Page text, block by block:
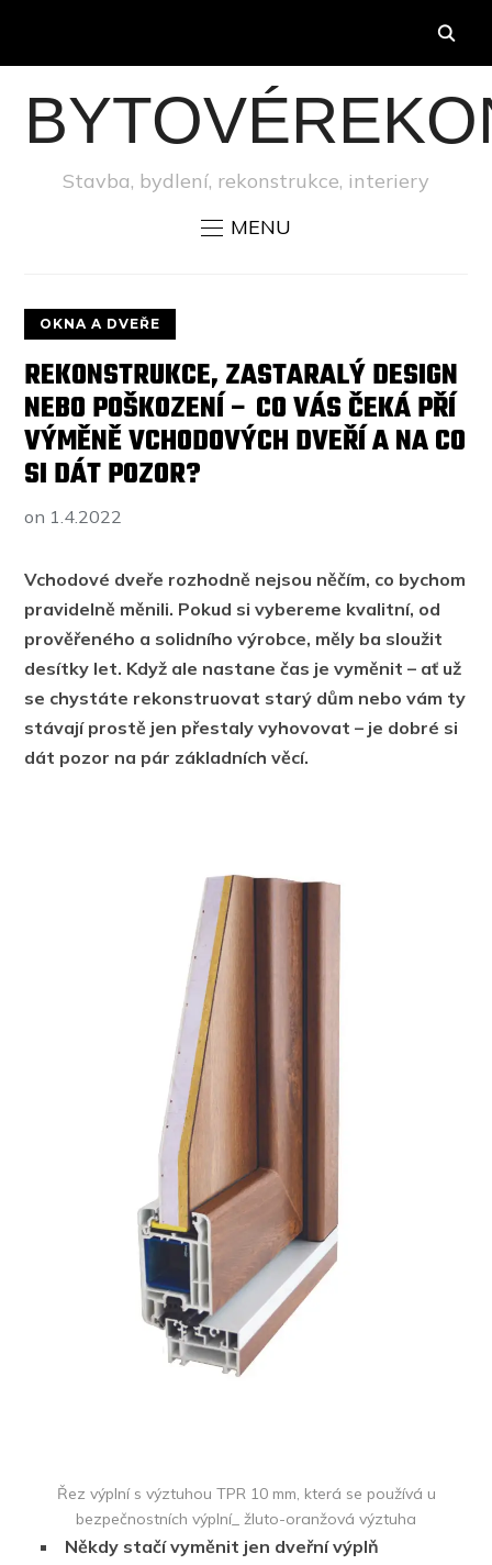
Stavba, bydlení, rekonstrukce, interiery
MENU
OKNA A DVEŘE
REKONSTRUKCE, ZASTARALÝ DESIGN
NEBO POŠKOZENÍ – CO VÁS ČEKÁ PŘÍ
VÝMĚNĚ VCHODOVÝCH DVEŘÍ A NA CO
SI DÁT POZOR?
on 1.4.2022
Vchodové dveře rozhodně nejsou něčím, co bychom
pravidelně měnili. Pokud si vybereme kvalitní, od
prověřeného a solidního výrobce, měly ba sloužit
desítky let. Když ale nastane čas je vyměnit – ať už
se chystáte rekonstruovat starý dům nebo vám ty
stávají prostě jen přestaly vyhovovat – je dobré si
dát pozor na pár základních věcí.
Řez výplní s výztuhou TPR 10 mm, která se používá u
bezpečnostních výplní_ žluto-oranžová výztuha
Někdy stačí vyměnit jen dveřní výplň